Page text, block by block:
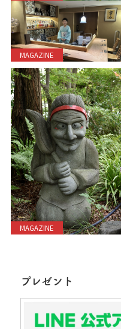
MAGAZINE
MAGAZINE
プレゼント